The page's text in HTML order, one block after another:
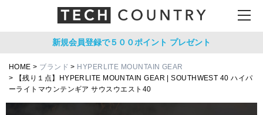
新規会員登録で５００ポイント プレゼント
HOME ブランド
HYPERLITE MOUNTAIN GEAR
【残り１点】HYPERLITE MOUNTAIN GEAR | SOUTHWEST 40 ハイパ
ーライトマウンテンギア サウスウエスト40